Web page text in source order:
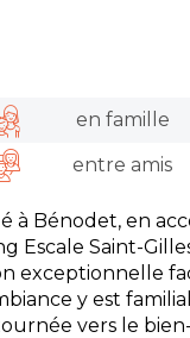
en famille
entre amis
à Bénodet, en
Escale Saint-
exceptionnelle
y est
vers le